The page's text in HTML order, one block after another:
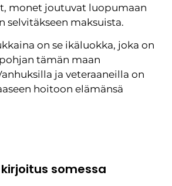
monet joutuvat luopumaan
selvitäkseen maksuista.
on se ikäluokka, joka on
tämän maan
ja veteraaneilla on
hoitoon elämänsä
somessa